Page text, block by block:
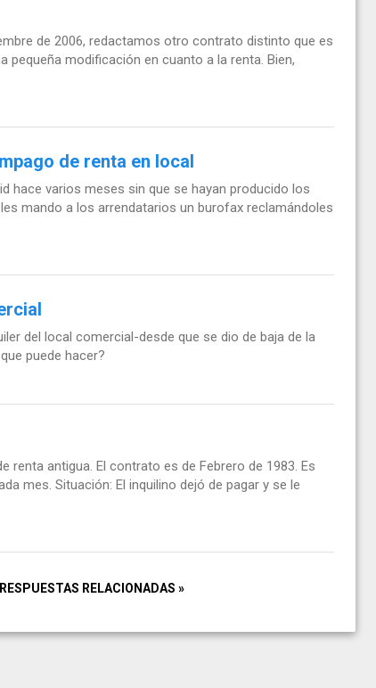
de 2006, redactamos otro contrato distinto que es
pequeña modificación en cuanto a la renta. Bien,
de renta en local
hace varios meses sin que se hayan producido los
mando a los arrendatarios un burofax reclamándoles
del local comercial-desde que se dio de baja de la
puede hacer?
renta antigua. El contrato es de Febrero de 1983. Es
mes. Situación: El inquilino dejó de pagar y se le
RELACIONADAS »